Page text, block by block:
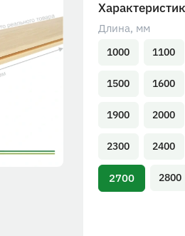
Длина, мм
1000 1100
1500 1600
1900 2000
2300 2400
2700 2800